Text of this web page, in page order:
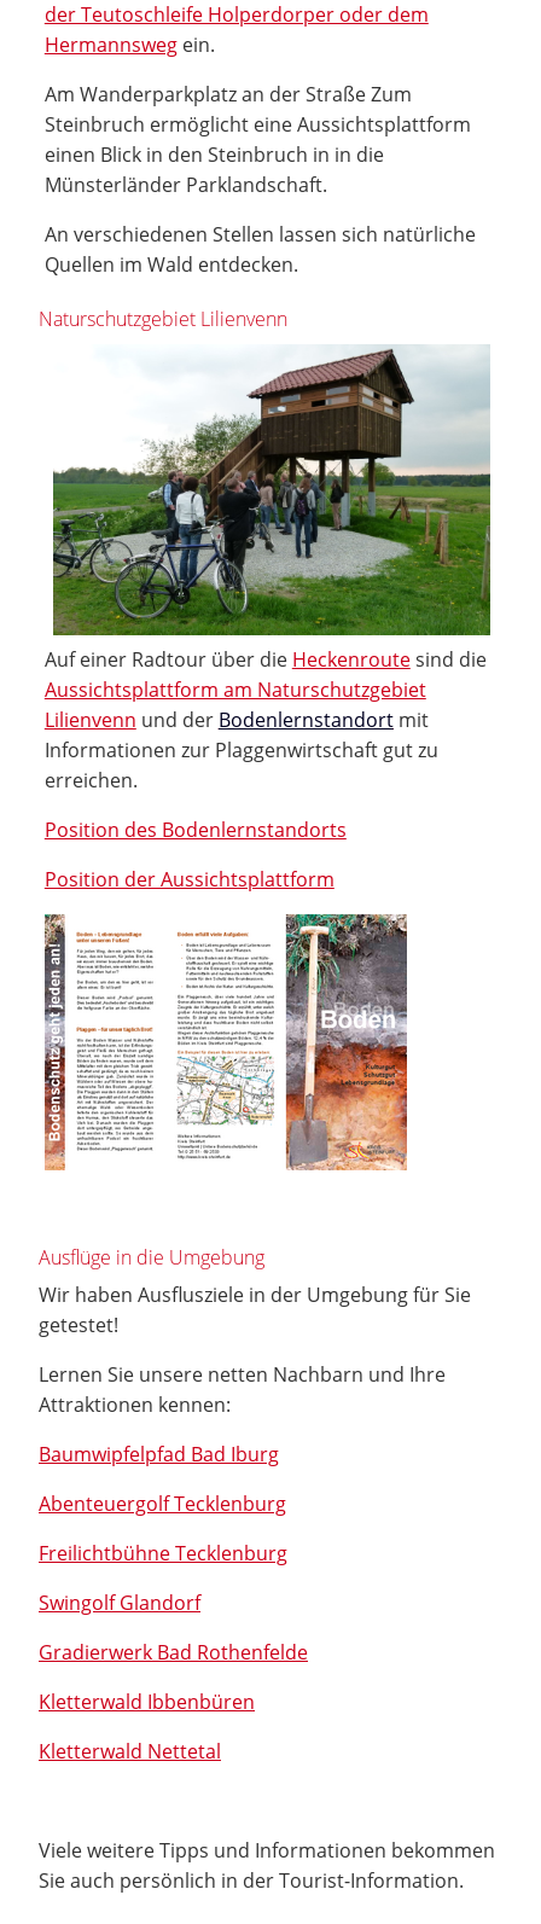
der Teutoschleife Holperdorper oder dem
Hermannswegein.
Am Wanderparkplatz an der Straße Zum
Steinbruch ermöglicht eine Aussichtsplattform
einen Blick in den Steinbruch in in die
Münsterländer Parklandschaft.
An verschiedenen Stellen lassen sich natürliche
Quellen im Wald entdecken.
Naturschutzgebiet Lilienvenn
Auf einer Radtour über die Heckenroutesind die
Aussichtsplattform am Naturschutzgebiet
Lilienvenn und der Bodenlernstandortmit
Informationen zur Plaggenwirtschaft gut zu
erreichen.
Position des Bodenlernstandorts
Position der Aussichtsplattform
Ausflüge in die Umgebung
Wir haben Ausflusziele in der Umgebung für Sie
getestet!
Lernen Sie unsere netten Nachbarn und Ihre
Attraktionen kennen:
Baumwipfelpfad Bad Iburg
Abenteuergolf Tecklenburg
Freilichtbühne Tecklenburg
Swingolf Glandorf
Gradierwerk Bad Rothenfelde
Kletterwald Ibbenbüren
Kletterwald Nettetal
Viele weitere Tipps und Informationen bekommen
Sie auch persönlich in der Tourist-Information.